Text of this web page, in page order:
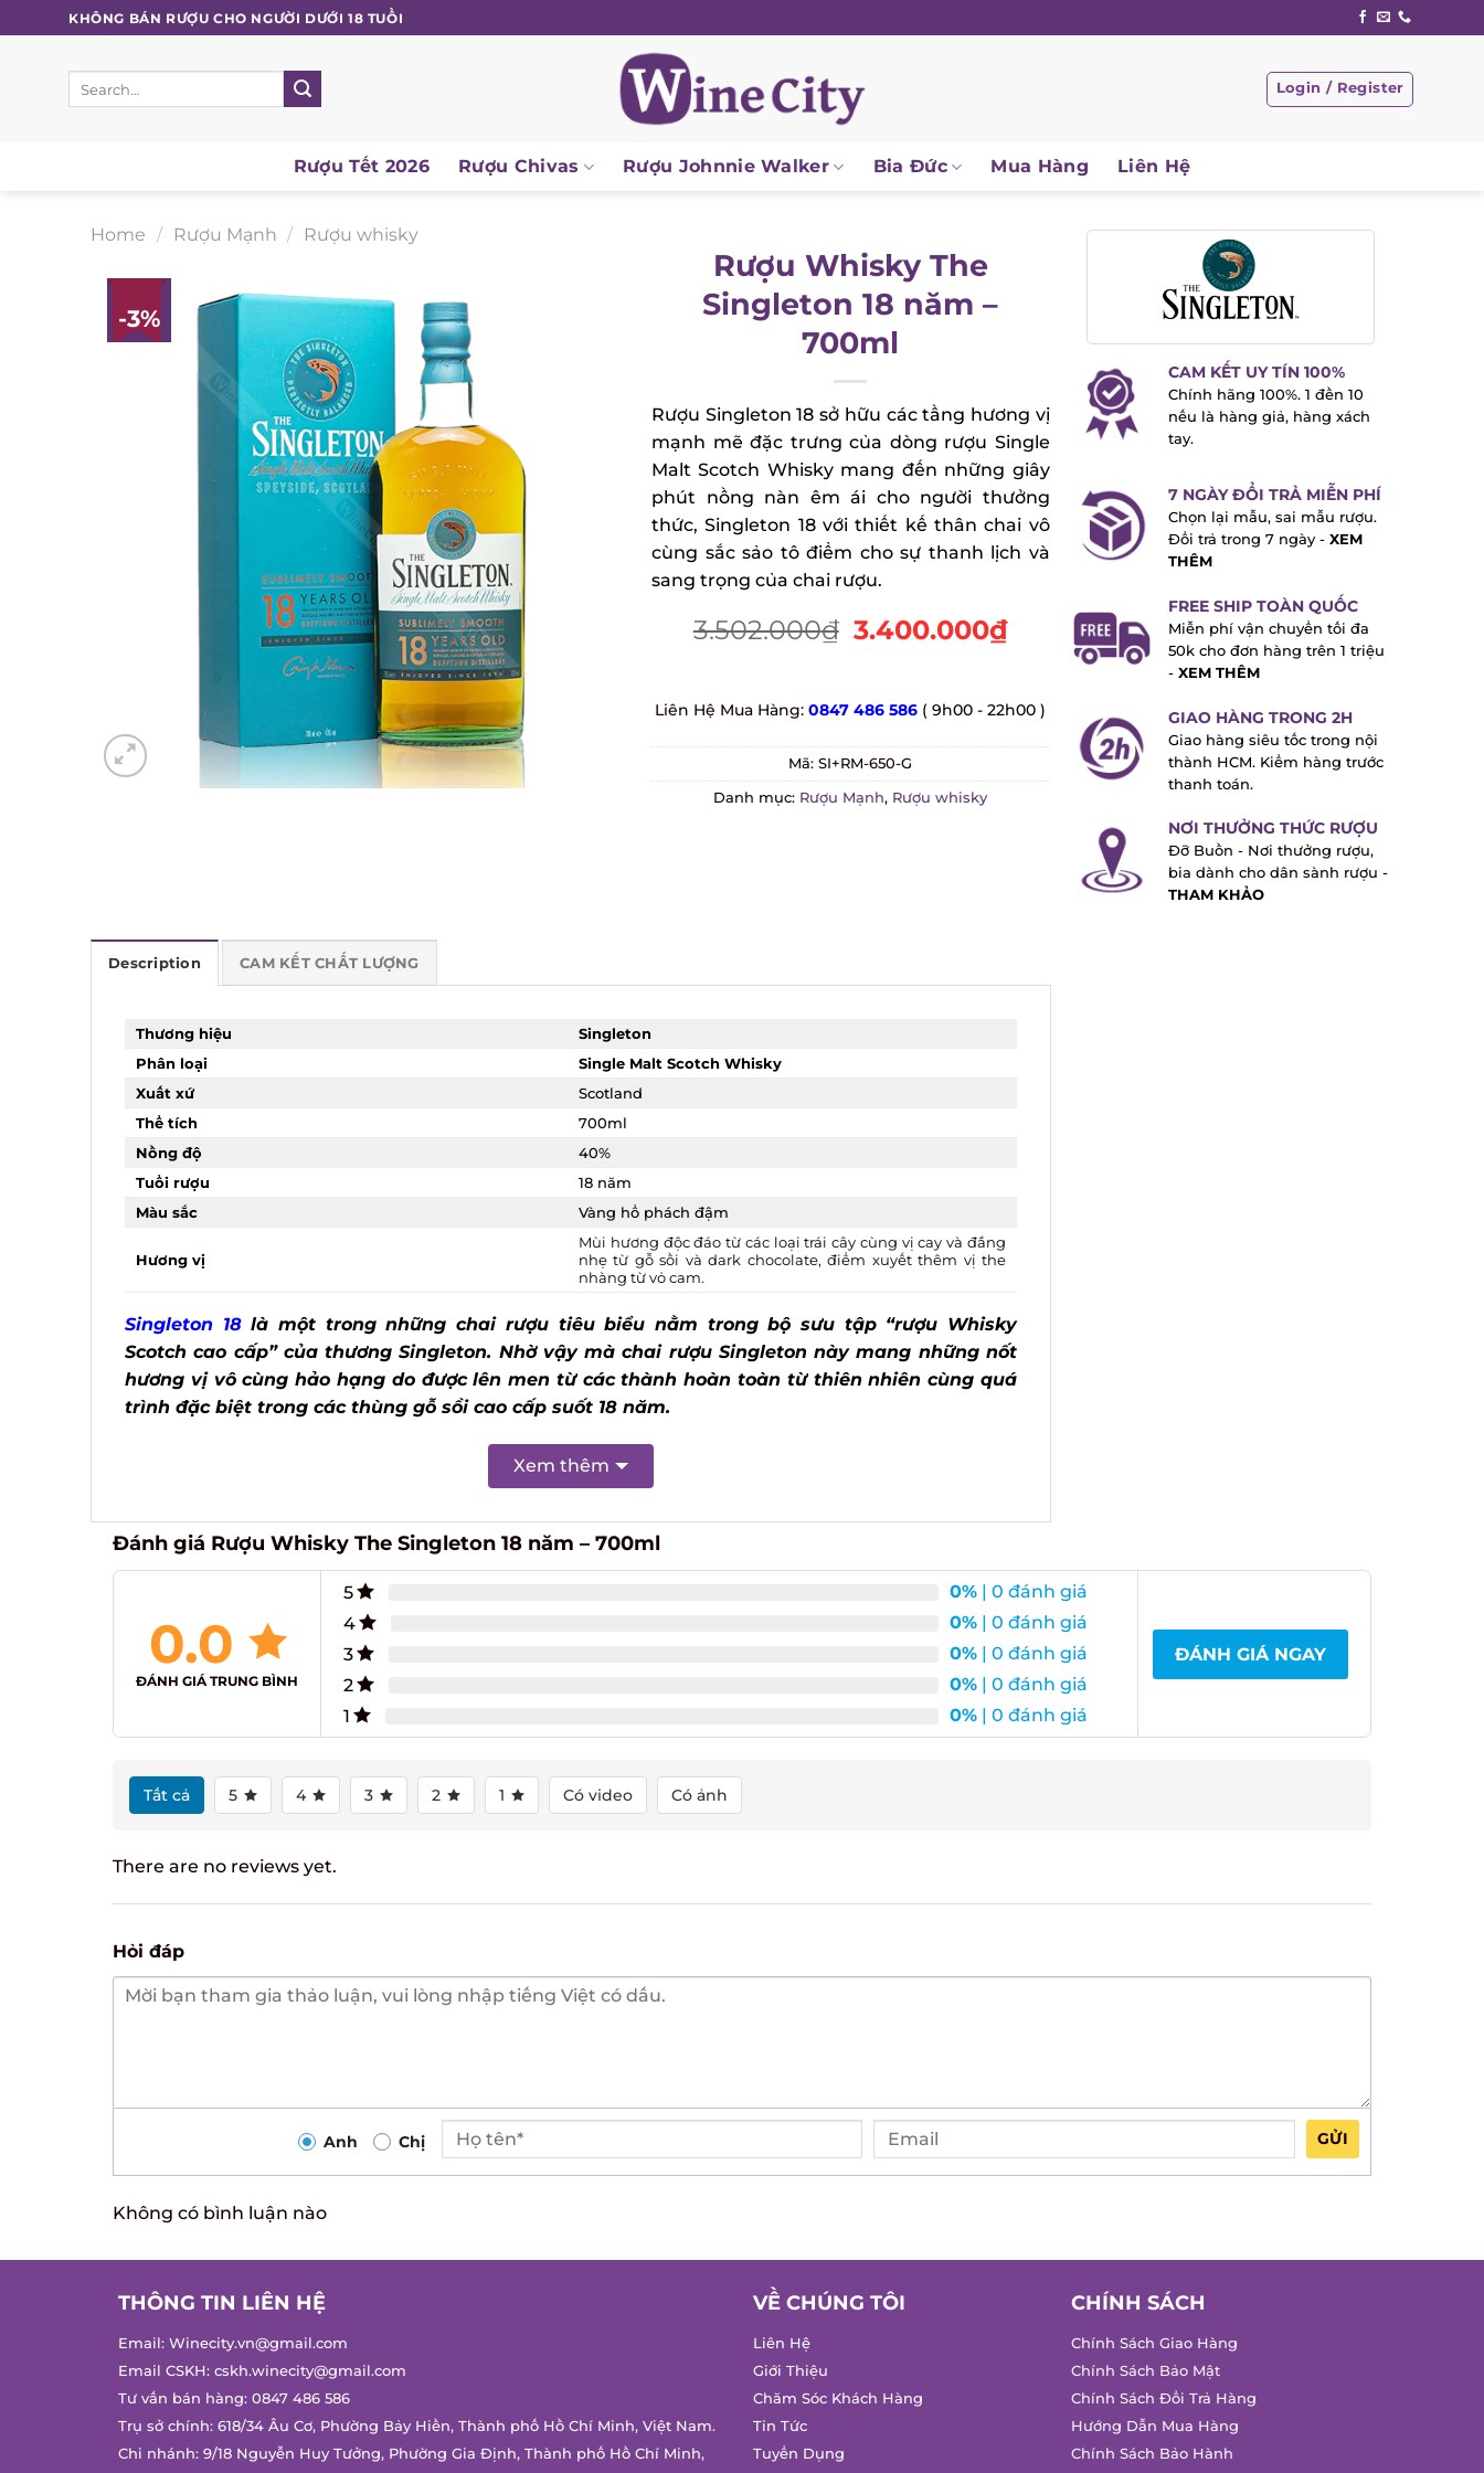
to
content
KHÔNG BÁN RƯỢU CHO NGƯỜI DƯỚI 18 TUỔI
Login / Register
Rượu Tết 2026 Rượu Chivas Rượu Johnnie Walker Bia Đức Mua Hàng Liên Hệ
Home / Rượu Mạnh / Rượu whisky
-3%
Rượu Whisky The
Singleton 18 năm –
700ml
Rượu Singleton 18 sở hữu các tầng hương vị
mạnh mẽ đặc trưng của dòng rượu Single
Malt Scotch Whisky mang đến những giây
phút nồng nàn êm ái cho người thưởng
thức, Singleton 18 với thiết kế thân chai vô
cùng sắc sảo tô điểm cho sự thanh lịch và
sang trọng của chai rượu.
3.502.000₫ 3.400.000₫
Liên Hệ Mua Hàng:0847 486 586 ( 9h00 - 22h00 )
Mã:SI+RM-650-G
Danh mục: Rượu Mạnh, Rượu whisky
CAM KẾT UY TÍN 100%
Chính hãng 100%. 1 đền 10
nếu là hàng giả, hàng xách
tay.
7 NGÀY ĐỔI TRẢ MIỄN PHÍ
Chọn lại mẫu, sai mẫu rượu.
Đổi trả trong 7 ngày - XEM
THÊM
FREE SHIP TOÀN QUỐC
Miễn phí vận chuyển tối đa
50k cho đơn hàng trên 1 triệu
- XEM THÊM
GIAO HÀNG TRONG 2H
Giao hàng siêu tốc trong nội
thành HCM. Kiểm hàng trước
thanh toán.
NƠI THƯỞNG THỨC RƯỢU
Đỡ Buồn - Nơi thưởng rượu,
bia dành cho dân sành rượu -
THAM KHẢO
Description CAM KẾT CHẤT LƯỢNG
Thương hiệu
Singleton
Phân loại
Single Malt Scotch Whisky
Xuất xứ
Scotland
Thể tích
700ml
Nồng độ
40%
Tuổi rượu
18 năm
Màu sắc
Vàng hổ phách đậm
Hương vị
Mùi hương độc đáo từ các loại trái cây cùng vị cay và đắng
nhẹ từ gỗ sồi và dark chocolate, điểm xuyết thêm vị the
nhàng từ vỏ cam.
Singleton 18là một trong những chai rượu tiêu biểu nằm trong bộ sưu tập “rượu Whisky
Scotch cao cấp” của thương Singleton. Nhờ vậy mà chai rượu Singleton này mang những nốt
hương vị vô cùng hảo hạng do được lên men từ các thành hoàn toàn từ thiên nhiên cùng quá
trình đặc biệt trong các thùng gỗ sồi cao cấp suốt 18 năm.
Xem thêm
Đánh giá Rượu Whisky The Singleton 18 năm – 700ml
0.0
ĐÁNH GIÁ TRUNG BÌNH
5 0% | 0 đánh giá
4
0% | 0 đánh giá
3
0% | 0 đánh giá
2
0% | 0 đánh giá
1
0% | 0 đánh giá
ĐÁNH GIÁ NGAY
Tất cả 5 4 3 2 1 Có video Có ảnh
There are no reviews yet.
Hỏi đáp
Anh Chị GỬI
Không có bình luận nào
THÔNG TIN LIÊN HỆ
Email: Winecity.vn@gmail.com
Email CSKH: cskh.winecity@gmail.com
Tư vấn bán hàng: 0847 486 586
Trụ sở chính: 618/34 Âu Cơ, Phường Bảy Hiền, Thành phố Hồ Chí Minh, Việt Nam.
Chi nhánh: 9/18 Nguyễn Huy Tưởng, Phường Gia Định, Thành phố Hồ Chí Minh,
VỀ CHÚNG TÔI
Liên Hệ
Giới Thiệu
Chăm Sóc Khách Hàng
Tin Tức
Tuyển Dụng
CHÍNH SÁCH
Chính Sách Giao Hàng
Chính Sách Bảo Mật
Chính Sách Đổi Trả Hàng
Hướng Dẫn Mua Hàng
Chính Sách Bảo Hành